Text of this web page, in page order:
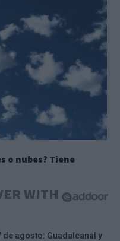
o nubes? Tiene
WITH
de agosto: Guadalcanal y